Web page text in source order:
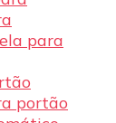
para
portão